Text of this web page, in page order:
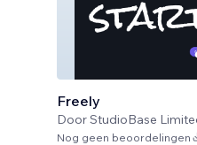
Freely
DoorStudioBase
Nog geen beoordelingen